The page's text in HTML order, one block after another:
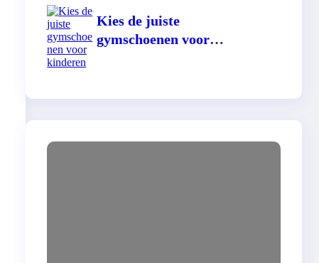
Kies de juiste
gymschoenen voor